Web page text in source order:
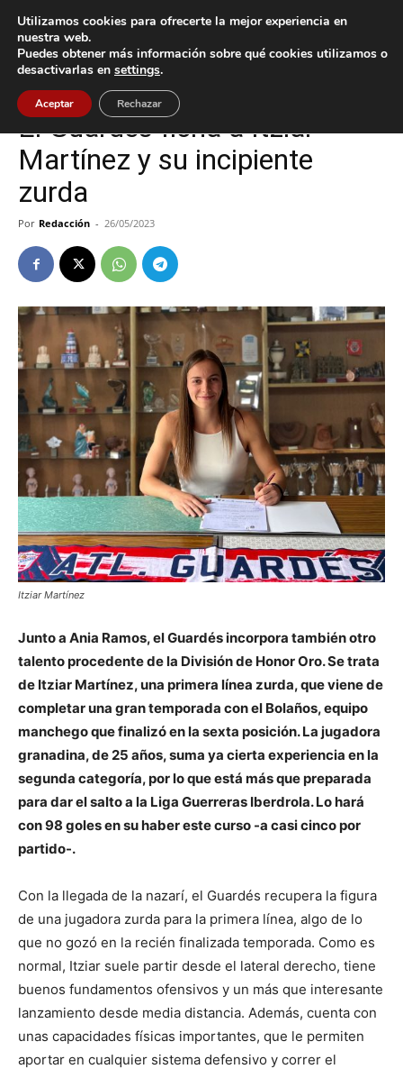
Inicio A Guarda
A Guarda Deportes
El Guardés ficha a Itziar
Martínez y su incipiente
zurda
Por Redacción - 26/05/2023
Itziar Martínez
Junto a Ania Ramos, el Guardés incorpora también otro
talento procedente de la División de Honor Oro. Se trata
de Itziar Martínez, una primera línea zurda, que viene de
completar una gran temporada con el Bolaños, equipo
manchego que finalizó en la sexta posición. La jugadora
granadina, de 25 años, suma ya cierta experiencia en la
segunda categoría, por lo que está más que preparada
para dar el salto a la Liga Guerreras Iberdrola. Lo hará
con 98 goles en su haber este curso -a casi cinco por
partido-.
Con la llegada de la nazarí, el Guardés recupera la figura
de una jugadora zurda para la primera línea, algo de lo
que no gozó en la recién finalizada temporada. Como es
normal, Itziar suele partir desde el lateral derecho, tiene
buenos fundamentos ofensivos y un más que interesante
lanzamiento desde media distancia. Además, cuenta con
unas capacidades físicas importantes, que le permiten
aportar en cualquier sistema defensivo y correr el
Utilizamos cookies para ofrecerte la mejor experiencia en
nuestra web.
Puedes obtener más información sobre qué cookies utilizamos o
desactivarlas en settings.
Aceptar Rechazar